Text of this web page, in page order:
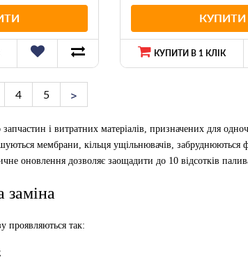
КУПИТИ
КУПИТИ В 1 КЛІК
4 5
і витратних матеріалів, призначених для
мембрани, кільця ущільнювачів,
оновлення дозволяє заощадити до 10 відсотків
заміна
проявляються так: